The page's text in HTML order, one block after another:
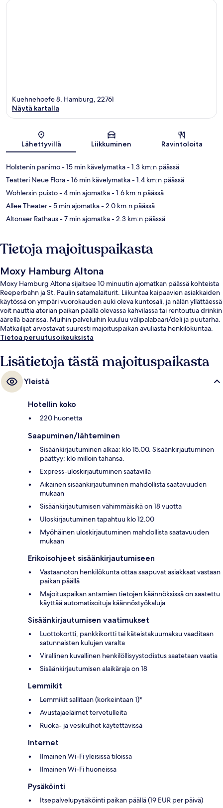
Kartta
Kuehnehoefe 8, Hamburg, 22761
Näytä kartalla
Lähettyvillä Liikkuminen Ravintoloita
Holstenin panimo- 15 min kävelymatka- 1.3 km:n päässä
Teatteri Neue Flora- 16 min kävelymatka- 1.4 km:n päässä
Wohlersin puisto- 4 min ajomatka- 1.6 km:n päässä
Allee Theater- 5 min ajomatka- 2.0 km:n päässä
Altonaer Rathaus- 7 min ajomatka- 2.3 km:n päässä
Tietoja majoituspaikasta
Moxy Hamburg Altona
Moxy Hamburg Altona sijaitsee 10 minuutin ajomatkan päässä kohteista
Reeperbahn ja St. Paulin satamalaiturit. Liikuntaa kaipaavien asiakkaiden
käytössä on ympäri vuorokauden auki oleva kuntosali, ja nälän yllättäessä
voit nauttia aterian paikan päällä olevassa kahvilassa tai rentoutua drinkin
äärellä baarissa. Muihin palveluihin kuuluu välipalabaari/deli ja puutarha.
Matkailijat arvostavat suuresti majoituspaikan avuliasta henkilökuntaa.
Tietoa peruutusoikeuksista
Lisätietoja tästä majoituspaikasta
Yleistä
Hotellin koko
220 huonetta
Saapuminen/lähteminen
Sisäänkirjautuminen alkaa: klo 15.00. Sisäänkirjautuminen
päättyy: klo milloin tahansa.
Express-uloskirjautuminen saatavilla
Aikainen sisäänkirjautuminen mahdollista saatavuuden
mukaan
Sisäänkirjautumisen vähimmäisikä on 18 vuotta
Uloskirjautuminen tapahtuu klo 12.00
Myöhäinen uloskirjautuminen mahdollista saatavuuden
mukaan
Erikoisohjeet sisäänkirjautumiseen
Vastaanoton henkilökunta ottaa saapuvat asiakkaat vastaan
paikan päällä
Majoituspaikan antamien tietojen käännöksissä on saatettu
käyttää automatisoituja käännöstyökaluja
Sisäänkirjautumisen vaatimukset
Luottokortti, pankkikortti tai käteistakuumaksu vaaditaan
satunnaisten kulujen varalta
Virallinen kuvallinen henkilöllisyystodistus saatetaan vaatia
Sisäänkirjautumisen alaikäraja on 18
Lemmikit
Lemmikit sallitaan (korkeintaan 1)*
Avustajaeläimet tervetulleita
Ruoka- ja vesikulhot käytettävissä
Internet
Ilmainen Wi-Fi yleisissä tiloissa
Ilmainen Wi-Fi huoneissa
Pysäköinti
Itsepalvelupysäköinti paikan päällä (19 EUR per päivä)